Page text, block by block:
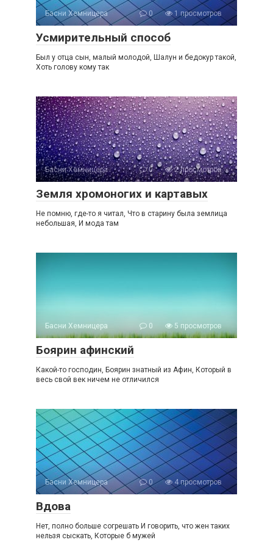
Басни Хемницера 0 1 просмотров
Усмирительный способ
Был у отца сын, малый молодой, Шалун и бедокур такой,
Хоть голову кому так
Басни Хемницера 0 2 просмотров
Земля хромоногих и картавых
Не помню, где-то я читал, Что в старину была землица
небольшая, И мода там
Басни Хемницера 0 5 просмотров
Боярин афинский
Какой-то господин, Боярин знатный из Афин, Который в
весь свой век ничем не отличился
Басни Хемницера 0 4 просмотров
Вдова
Нет, полно больше согрешать И говорить, что жен таких
нельзя сыскать, Которые б мужей